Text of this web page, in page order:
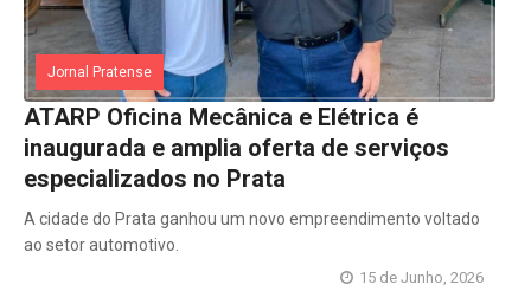
Jornal Pratense
ATARP Oficina Mecânica e Elétrica é
inaugurada e amplia oferta de serviços
especializados no Prata
A cidade do Prata ganhou um novo empreendimento voltado
ao setor automotivo.
15 de Junho, 2026